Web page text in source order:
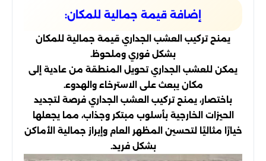
إضافة قيمة جمالية للمكان:
يمنح تركيب العشب الجداري قيمة جمالية للمكان
بشكل فوري وملحوظ.
يمكن للعشب الجداري تحويل المنطقة من عادية إلى
مكان يبعث على الاسترخاء والهدوء.
باختصار، يمنح تركيب العشب الجداري فرصة لتجديد
الحيزات الخارجية بأسلوب مبتكر وجذاب، مما يجعلها
خيارًا مثاليًا لتحسين المظهر العام وإبراز جمالية الأماكن
بشكل فريد.